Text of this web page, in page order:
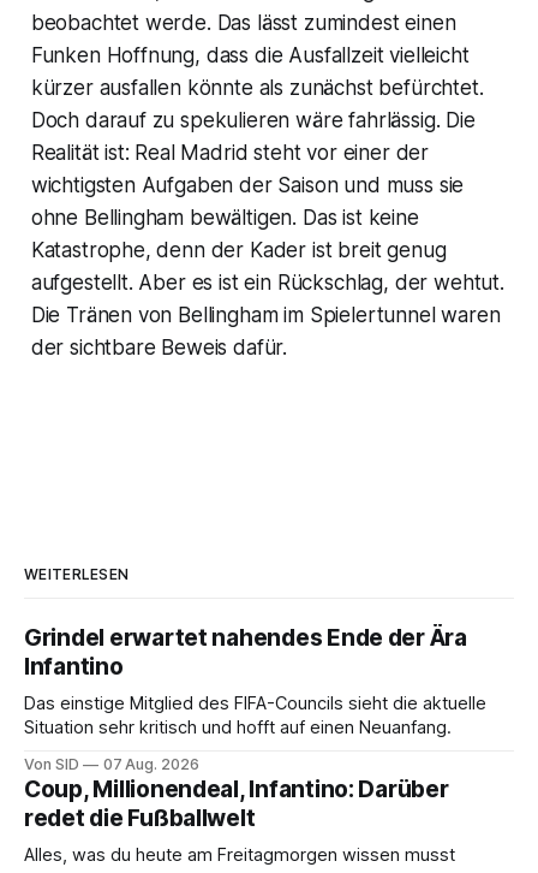
beobachtet werde. Das lässt zumindest einen
Funken Hoffnung, dass die Ausfallzeit vielleicht
kürzer ausfallen könnte als zunächst befürchtet.
Doch darauf zu spekulieren wäre fahrlässig. Die
Realität ist: Real Madrid steht vor einer der
wichtigsten Aufgaben der Saison und muss sie
ohne Bellingham bewältigen. Das ist keine
Katastrophe, denn der Kader ist breit genug
aufgestellt. Aber es ist ein Rückschlag, der wehtut.
Die Tränen von Bellingham im Spielertunnel waren
der sichtbare Beweis dafür.
WEITERLESEN
Grindel erwartet nahendes Ende der Ära
Infantino
Das einstige Mitglied des FIFA-Councils sieht die aktuelle
Situation sehr kritisch und hofft auf einen Neuanfang.
Von SID 07 Aug. 2026
Coup, Millionendeal, Infantino: Darüber
redet die Fußballwelt
Alles, was du heute am Freitagmorgen wissen musst